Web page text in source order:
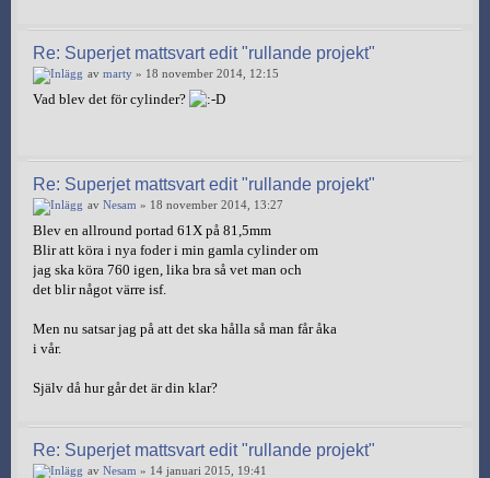
Re: Superjet mattsvart edit "rullande projekt"
av marty » 18 november 2014, 12:15
Vad blev det för cylinder?
Re: Superjet mattsvart edit "rullande projekt"
av Nesam » 18 november 2014, 13:27
Blev en allround portad 61X på 81,5mm
Blir att köra i nya foder i min gamla cylinder om
jag ska köra 760 igen, lika bra så vet man och
det blir något värre isf.
Men nu satsar jag på att det ska hålla så man får åka
i vår.
Själv då hur går det är din klar?
Re: Superjet mattsvart edit "rullande projekt"
av Nesam » 14 januari 2015, 19:41